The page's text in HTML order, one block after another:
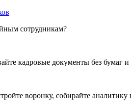
сотрудникам?
кадровые документы без бумаг
воронку, собирайте аналитику